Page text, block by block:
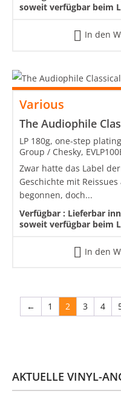
soweit verfügbar beim
In den
Various
The Audiophile
LP 180g, one-step
Group / Chesky,
Zwar hatte das Label
Geschichte mit
begonnen, doch...
Verfügbar : Lieferbar
soweit verfügbar beim
In den
← 1 2 3 4
AKTUELLE VINYL-